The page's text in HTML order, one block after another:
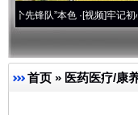
”本色·[视频]牢记初心使命 奋
首页 » 医药医疗/康